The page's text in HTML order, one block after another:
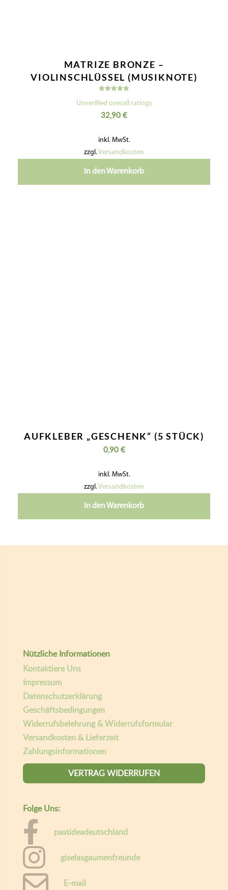
MATRIZE BRONZE –
VIOLINSCHLÜSSEL (MUSIKNOTE)
mit
von 5
Unverified overall ratings
32,90 €
inkl. MwSt.
zzgl.Versandkosten
In den Warenkorb
AUFKLEBER „GESCHENK“ (5 STÜCK)
0,90 €
inkl. MwSt.
zzgl.Versandkosten
In den Warenkorb
Nützliche Informationen
Kontaktiere Uns
Impressum
Datenschutzerklärung
Geschäftsbedingungen
Widerrufsbelehrung & Widerrufsformular
Versandkosten & Lieferzeit
Zahlungsinformationen
VERTRAG WIDERRUFEN
Folge Uns:
pastideadeutschland
giselasgaumenfreunde
E-mail